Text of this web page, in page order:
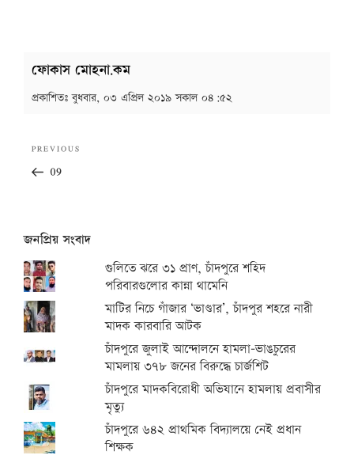
ফোকাস মোহনা.কম
প্রকাশিতঃবুধবার, ০৩ এপ্রিল ২০১৯ সকাল ০৪:৫২
navigation
Previous
Post
PREVIOUS
09
জনপ্রিয় সংবাদ
গুলিতে ঝরে ৩১ প্রাণ, চাঁদপুরে শহিদ
পরিবারগুলোর কান্না থামেনি
মাটির নিচে গাঁজার ‘ভাণ্ডার’, চাঁদপুর শহরে নারী
মাদক কারবারি আটক
চাঁদপুরে জুলাই আন্দোলনে হামলা-ভাঙচুরের
মামলায় ৩৭৮ জনের বিরুদ্ধে চার্জশিট
চাঁদপুরে মাদকবিরোধী অভিযানে হামলায় প্রবাসীর
মৃত্যু
চাঁদপুরে ৬৪২ প্রাথমিক বিদ্যালয়ে নেই প্রধান
শিক্ষক